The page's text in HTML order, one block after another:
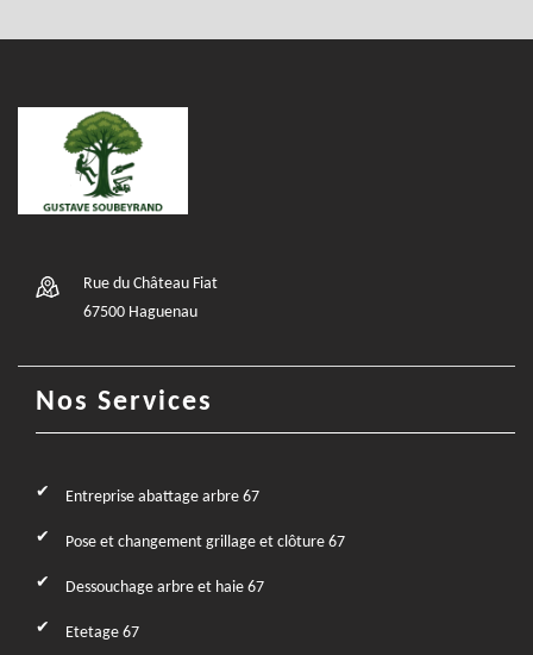
Rue du Château Fiat
67500 Haguenau
Nos Services
Entreprise abattage arbre 67
Pose et changement grillage et clôture 67
Dessouchage arbre et haie 67
Etetage 67